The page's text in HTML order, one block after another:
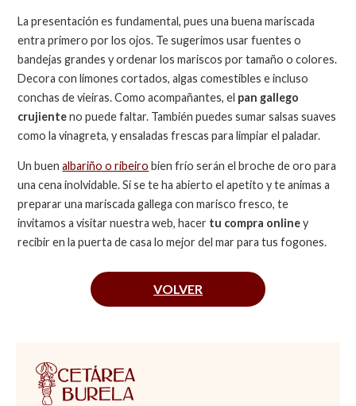
La presentación es fundamental, pues una buena mariscada
entra primero por los ojos. Te sugerimos usar fuentes o
bandejas grandes y ordenar los mariscos por tamaño o colores.
Decora con limones cortados, algas comestibles e incluso
conchas de vieiras. Como acompañantes, el pan gallego
crujienteno puede faltar. También puedes sumar salsas suaves
como la vinagreta, y ensaladas frescas para limpiar el paladar.
Un buenalbariño o ribeiro bien frío serán el broche de oro para
una cena inolvidable. Si se te ha abierto el apetito y te animas a
preparar una mariscada gallega con marisco fresco, te
invitamos a visitar nuestra web, hacer tu compra onliney
recibir en la puerta de casa lo mejor del mar para tus fogones.
VOLVER